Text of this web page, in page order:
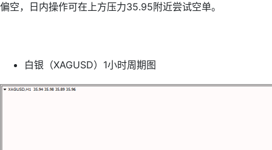
偏空，日内操作可在上方压力35.95附近尝试空单。
白银（XAGUSD）1小时周期图